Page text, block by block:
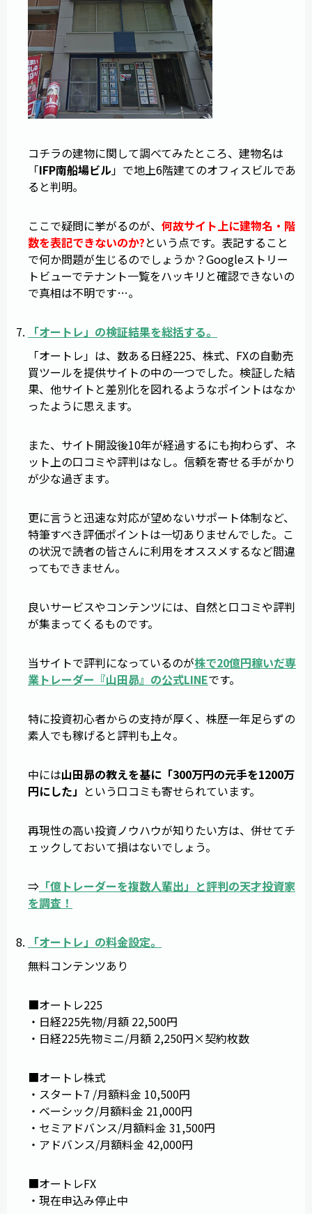
コチラの建物に関して調べてみたところ、建物名は
「IFP南船場ビル」で地上6階建てのオフィスビルであ
ると判明。
ここで疑問に挙がるのが、 何故サイト上に建物名・階
数を表記できないのか?という点です。表記すること
で何か問題が生じるのでしょうか？Googleストリー
トビューでテナント一覧をハッキリと確認できないの
で真相は不明です…。
「オートレ 」の検証結果を総括する。
「オートレ」は、数ある日経225、株式、FXの自動売
買ツールを提供サイトの中の一つでした。検証した結
果、他サイトと差別化を図れるようなポイントはなか
ったように思えます。
また、サイト開設後10年が経過するにも拘わらず、ネ
ット上の口コミや評判はなし。信頼を寄せる手がかり
が少な過ぎます。
更に言うと迅速な対応が望めないサポート体制など、
特筆すべき評価ポイントは一切ありませんでした。こ
の状況で読者の皆さんに利用をオススメするなど間違
ってもできません。
良いサービスやコンテンツには、自然と口コミや評判
が集まってくるものです。
当サイトで評判になっているのが株で20億円稼いだ専
業トレーダー『山田昴』の公式LINEです。
特に投資初心者からの支持が厚く、株歴一年足らずの
素人でも稼げると評判も上々。
中には山田昴の教えを基に「300万円の元手を1200万
円にした」 という口コミも寄せられています。
再現性の高い投資ノウハウが知りたい方は、併せてチ
ェックしておいて損はないでしょう。
⇒ 「億トレーダーを複数人輩出」と評判の天才投資家
を調査！
「オートレ 」の料金設定。
無料コンテンツあり
■オートレ225
・日経225先物/月額 22,500円
・日経225先物ミニ/月額 2,250円×契約枚数
■オートレ株式
・スタート7 /月額料金 10,500円
・ベーシック/月額料金 21,000円
・セミアドバンス/月額料金 31,500円
・アドバンス/月額料金 42,000円
■オートレFX
・現在申込み停止中